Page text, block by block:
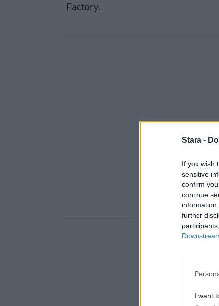
Stara -
If you wish
sensitive
confirm
continue
information
further
I want
Factory.